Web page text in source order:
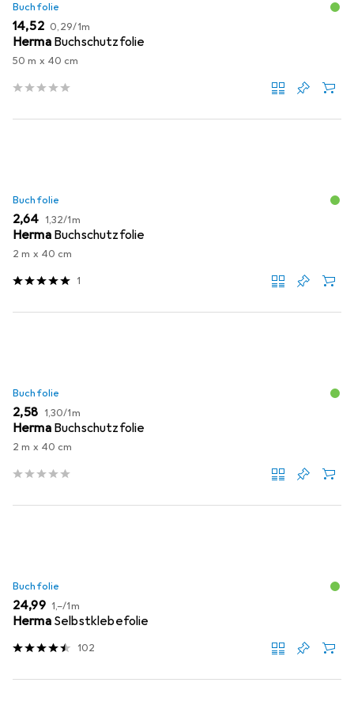
Buchfolie
EUR
14,52 EUR
0,29/1m
Herma Buchschutzfolie
50 m x 40 cm
Buchfolie
EUR
2,64 EUR
1,32/1m
Herma Buchschutzfolie
2 m x 40 cm
1
Buchfolie
EUR
2,58 EUR
1,30/1m
Herma Buchschutzfolie
2 m x 40 cm
Buchfolie
EUR
24,99 EUR
1,–/1m
Herma Selbstklebefolie
102